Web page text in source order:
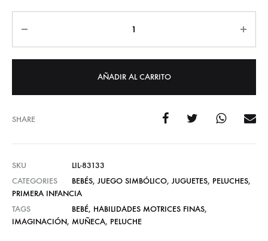
AÑADIR AL CARRITO
SHARE
SKU
LIL-83133
CATEGORIES
BEBÉS, JUEGO SIMBÓLICO, JUGUETES, PELUCHES,
PRIMERA INFANCIA
TAGS
BEBÉ, HABILIDADES MOTRICES FINAS,
IMAGINACIÓN, MUÑECA, PELUCHE